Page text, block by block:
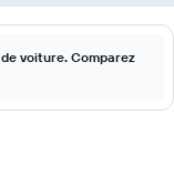
voiture. Comparez